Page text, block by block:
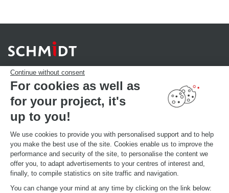
Continue without consent
For cookies as well as
for your project, it's
up to you!
We use cookies to provide you with personalised support and to help
you make the best use of the site. Cookies enable us to improve the
performance and security of the site, to personalise the content we
offer you, to adapt advertisements to your centres of interest and,
finally, to compile statistics on site traffic and navigation.
You can change your mind at any time by clicking on the link below:
IHR PROJEKT
Laden Sie unseren Katalog
Finden Sie Ihre Studios
TERMIN VEREINBAREN
GLOBALE INFORMATIONEN
News aus dem unternehmen
in Studio eröffnen